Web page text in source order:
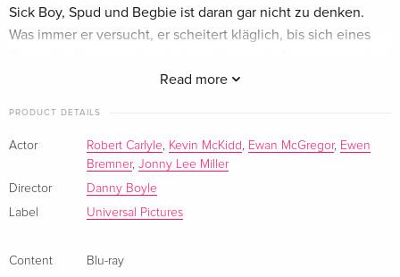
New Edition
Standard edition
German
Read more
Sick Boy, Spud und Begbie ist daran gar nicht zu denken.
Was immer er versucht, er scheitert kläglich, bis sich eines
Kilo seines Lieblingspulvers allerfeinster Qualität...
Bonus:
- Filmkommentar mit Regisseur Danny Boyle, Produzent
Andrew MacDonald, Drehbuchautor John Hodge und Ewan
McGregor
- Unveröffentlichte Szenen
PRODUCT DETAILS
Actor Robert Carlyle, Kevin McKidd , Ewan McGregor, Ewen
Bremner, Jonny Lee Miller
Director
Danny Boyle
Label
Universal Pictures
Content
Blu-ray